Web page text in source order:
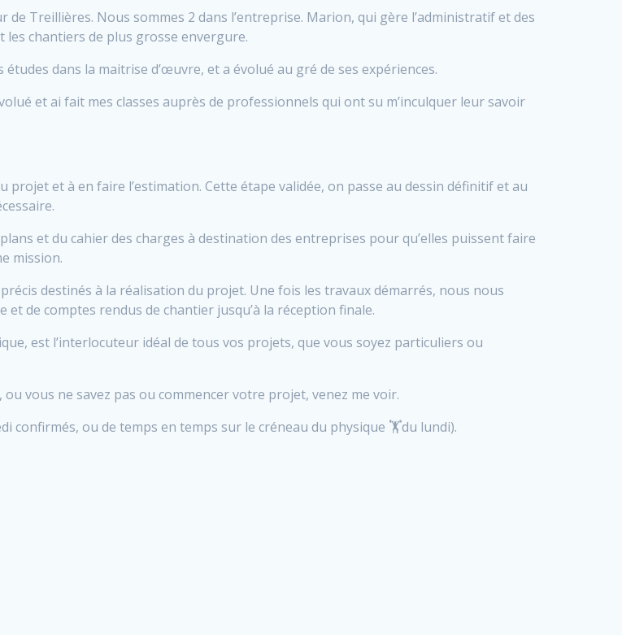
Treillières. Nous sommes 2 dans l’entreprise. Marion, qui gère l’administratif et des
les chantiers de plus grosse envergure.
dans la maitrise d’œuvre, et a évolué au gré de ses expériences.
et ai fait mes classes auprès de professionnels qui ont su m’inculquer leur savoir
et à en faire l’estimation. Cette étape validée, on passe au dessin définitif et au
et du cahier des charges à destination des entreprises pour qu’elles puissent faire
mission.
destinés à la réalisation du projet. Une fois les travaux démarrés, nous nous
de comptes rendus de chantier jusqu’à la réception finale.
est l’interlocuteur idéal de tous vos projets, que vous soyez particuliers ou
vous ne savez pas ou commencer votre projet, venez me voir.
confirmés, ou de temps en temps sur le créneau du physique 🏋️du lundi).